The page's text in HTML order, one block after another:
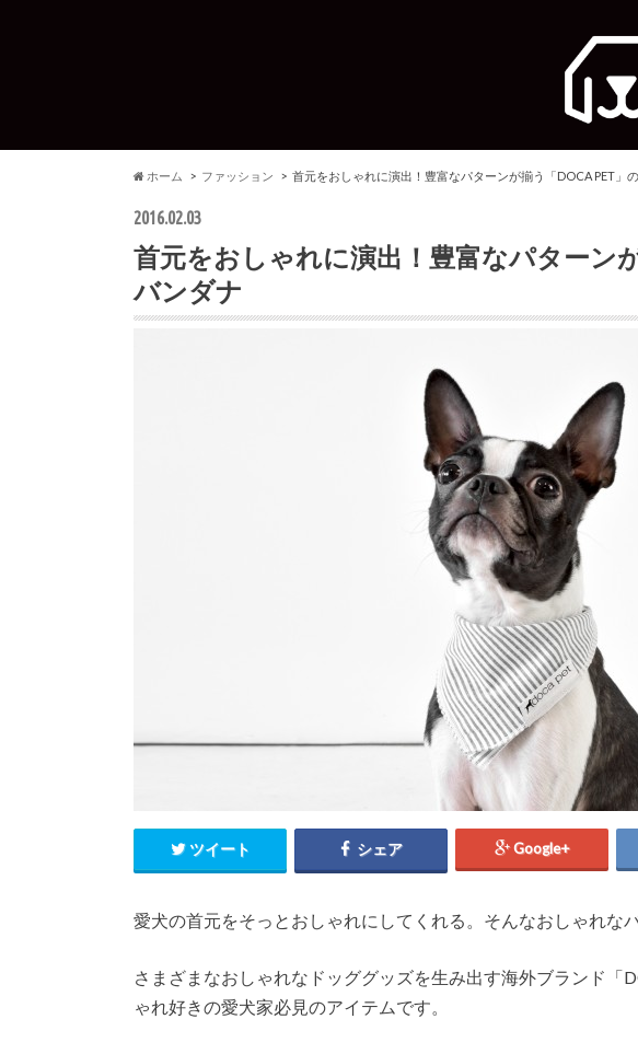
ホーム ファッション 首元をおしゃれに演出！豊富なパターンが揃う「DOCA PET」
2016.02.03
首元をおしゃれに演出！豊富なパターン
バンダナ
ツイート シェア Google+
愛犬の首元をそっとおしゃれにしてくれる。そんなおしゃれな
さまざまなおしゃれなドッググッズを生み出す海外ブランド「
ゃれ好きの愛犬家必見のアイテムです。